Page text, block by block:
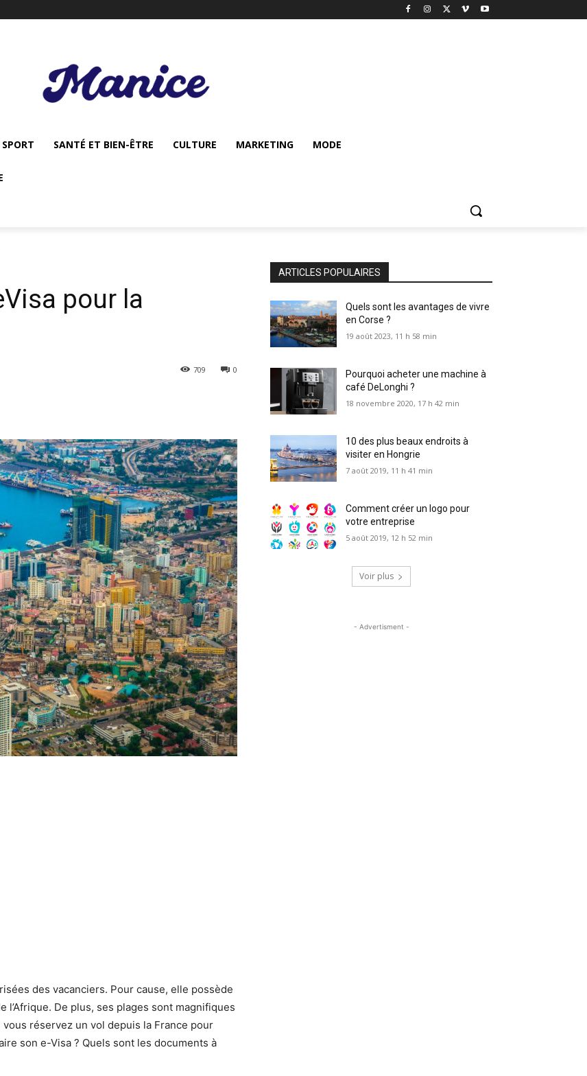
SPORT SANTÉ ET BIEN-ÊTRE CULTURE MARKETING MODE
pour la
0
709
des vacanciers. Pour cause, elle possède
l’Afrique. De plus, ses plages sont magnifiques
réservez un vol depuis la France pour
son e-Visa ? Quels sont les documents à
ARTICLES POPULAIRES
Quels sont les avantages de vivre
en Corse ?
19 août 2023, 11 h 58 min
Pourquoi acheter une machine à
café DeLonghi ?
18 novembre 2020, 17 h 42 min
10 des plus beaux endroits à
visiter en Hongrie
7 août 2019, 11 h 41 min
Comment créer un logo pour
votre entreprise
5 août 2019, 12 h 52 min
Voir plus
- Advertisment -